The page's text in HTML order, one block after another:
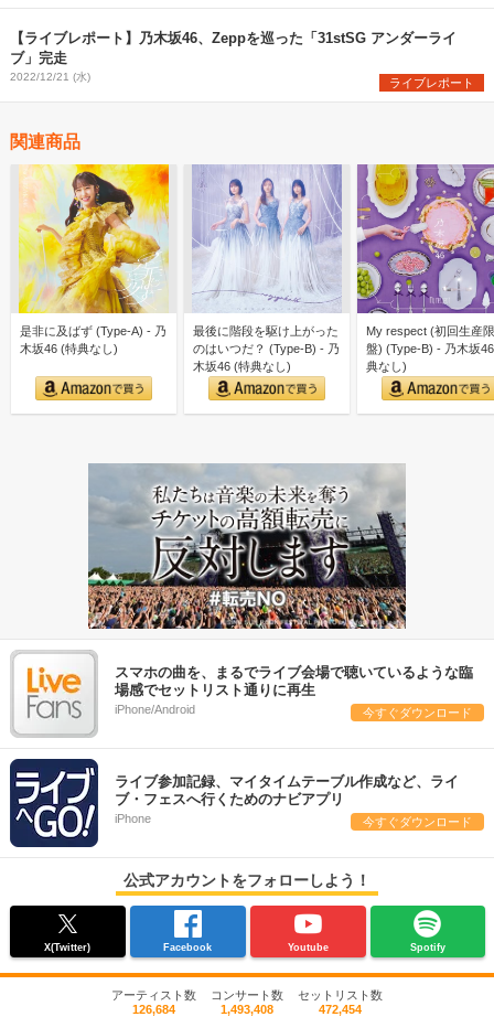
【ライブレポート】乃木坂46、Zeppを巡った「31stSG アンダーライ
ブ」完走
2022/12/21 (水) ライブレポート
関連商品
是非に及ばず (Type-A) - 乃
木坂46 (特典なし)
最後に階段を駆け上がった
のはいつだ？ (Type-B) - 乃
木坂46 (特典なし)
My respect (初回生産
盤) (Type-B) - 乃木坂
典なし)
スマホの曲を、まるでライブ会場で聴いているような臨
場感でセットリスト通りに再生
iPhone/Android 今すぐダウンロード
ライブ参加記録、マイタイムテーブル作成など、ライ
ブ・フェスへ行くためのナビアプリ
iPhone 今すぐダウンロード
公式アカウントをフォローしよう！
X(Twitter) Facebook Youtube Spotify
アーティスト数
126,684
コンサート数
1,493,408
セットリスト数
472,454